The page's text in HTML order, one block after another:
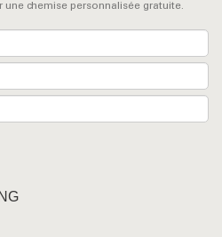
chemise personnalisée gratuite.